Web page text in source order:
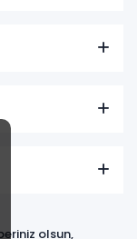
olsun,